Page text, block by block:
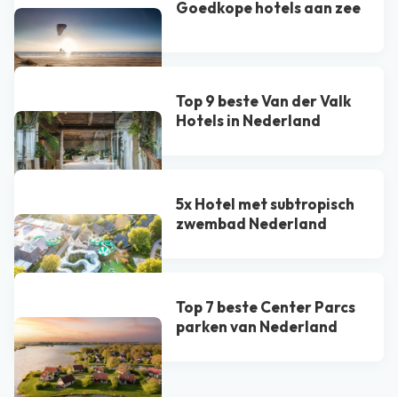
Goedkope hotels aan zee
Top 9 beste Van der Valk
Hotel​s in Nederland
5x Hotel met subtropisch
zwembad Nederland
Top 7 beste Center Parcs
parken van Nederland
Bekijk alle blogs